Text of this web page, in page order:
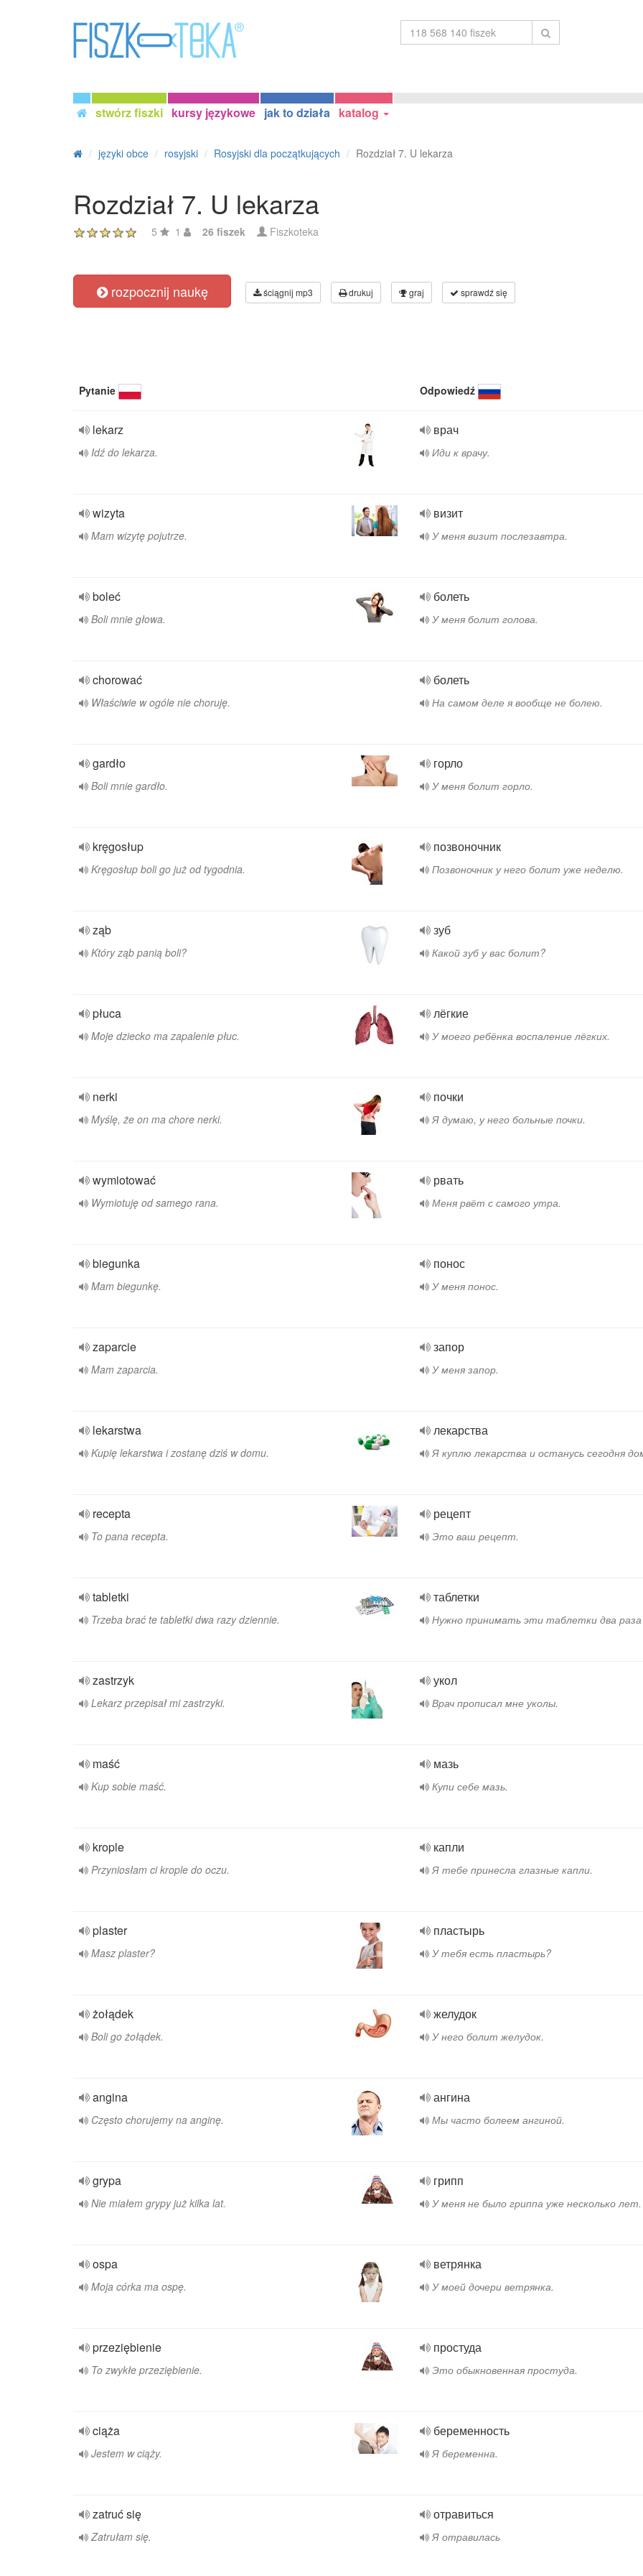
stwórz fiszki kursy językowe jak to działa katalog
języki obce rosyjski Rosyjski dla początkujących Rozdział 7. U lekarza
Rozdział 7. U lekarza
5 1 26 fiszek Fiszkoteka
rozpocznij naukę ściągnij mp3 drukuj graj sprawdź się
Pytanie Odpowiedź
lekarz
Idź do lekarza.
врач
Иди к врачу.
wizyta
Mam wizytę pojutrze.
визит
У меня визит послезавтра.
boleć
Boli mnie głowa.
болеть
У меня болит голова.
chorować
Właściwie w ogóle nie choruję.
болеть
На самом деле я вообще не болею.
gardło
Boli mnie gardło.
горло
У меня болит горло.
kręgosłup
Kręgosłup boli go już od tygodnia.
позвоночник
Позвоночник у него болит уже неделю.
ząb
Który ząb panią boli?
зуб
Какой зуб у вас болит?
płuca
Moje dziecko ma zapalenie płuc.
лёгкие
У моего ребёнка воспаление лёгких.
nerki
Myślę, że on ma chore nerki.
почки
Я думаю, у него больные почки.
wymiotować
Wymiotuję od samego rana.
рвать
Меня рвёт с самого утра.
biegunka
Mam biegunkę.
понос
У меня понос.
zaparcie
Mam zaparcia.
запор
У меня запор.
lekarstwa
Kupię lekarstwa i zostanę dziś w domu.
лекарства
Я куплю лекарства и останусь сегодня
recepta
To pana recepta.
рецепт
Это ваш рецепт.
tabletki
Trzeba brać te tabletki dwa razy dziennie.
таблетки
Нужно принимать эти таблетки два раза
zastrzyk
Lekarz przepisał mi zastrzyki.
укол
Врач прописал мне уколы.
maść
Kup sobie maść.
мазь
Купи себе мазь.
krople
Przyniosłam ci krople do oczu.
капли
Я тебе принесла глазные капли.
plaster
Masz plaster?
пластырь
У тебя есть пластырь?
żołądek
Boli go żołądek.
желудок
У него болит желудок.
angina
Często chorujemy na anginę.
ангина
Мы часто болеем ангиной.
grypa
Nie miałem grypy już kilka lat.
грипп
У меня не было гриппа уже несколько лет.
ospa
Moja córka ma ospę.
ветрянка
У моей дочери ветрянка.
przeziębienie
To zwykłe przeziębienie.
простуда
Это обыкновенная простуда.
ciąża
Jestem w ciąży.
беременность
Я беременна.
zatruć się
Zatrułam się.
отравиться
Я отравилась